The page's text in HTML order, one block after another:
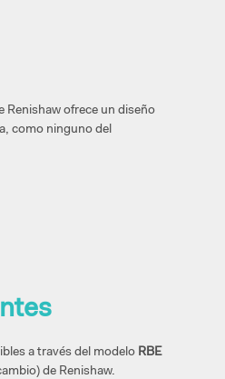
Renishaw ofrece un diseño
como ninguno del
a través del modelo RBE
de Renishaw.